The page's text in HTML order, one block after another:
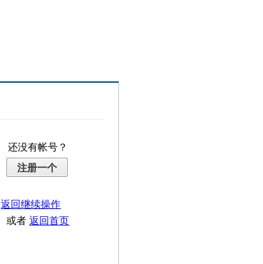
还没有帐号？
注册一个
返回继续操作
或者返回首页